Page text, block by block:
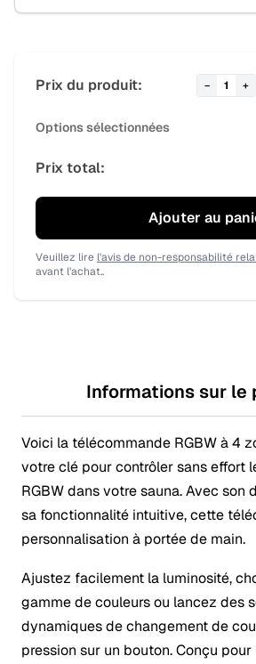
Prix du produit: − 1 +
Options sélectionnées
Prix total:
Ajouter au
Veuillez lire l'avis de non-responsabilité
avant l'achat..
Informations sur le
Voici la télécommande RGBW à 4
votre clé pour contrôler sans effort
RGBW dans votre sauna. Avec son
sa fonctionnalité intuitive, cette
personnalisation à portée de main.
Ajustez facilement la luminosité,
gamme de couleurs ou lancez des
dynamiques de changement de
pression sur un bouton. Conçu